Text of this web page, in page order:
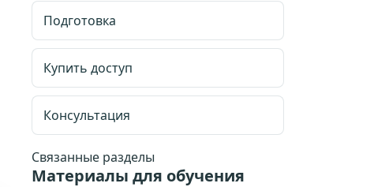
Подготовка
Купить доступ
Консультация
Связанные разделы
Материалы для обучения